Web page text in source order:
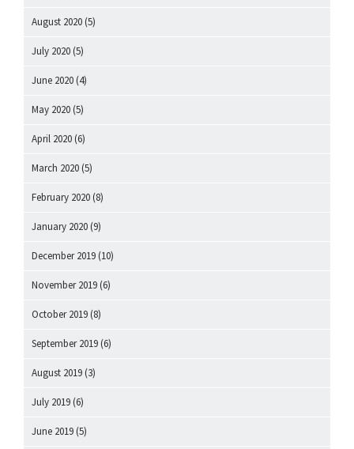
August 2020 (5)
July 2020 (5)
June 2020 (4)
May 2020 (5)
April 2020 (6)
March 2020 (5)
February 2020 (8)
January 2020 (9)
December 2019 (10)
November 2019 (6)
October 2019 (8)
September 2019 (6)
August 2019 (3)
July 2019 (6)
June 2019 (5)